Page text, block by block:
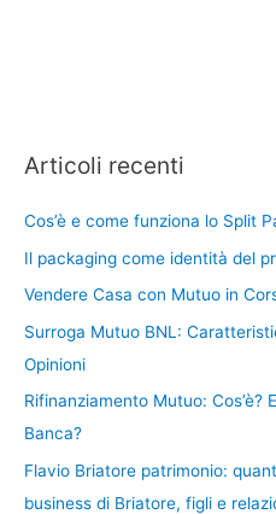
Articoli recenti
Cos’è e come funziona lo Split
Il packaging come identità del
Vendere Casa con Mutuo in
Surroga Mutuo BNL:
Opinioni
Rifinanziamento Mutuo: Cos’è?
Banca?
Flavio Briatore patrimonio:
business di Briatore, figli e